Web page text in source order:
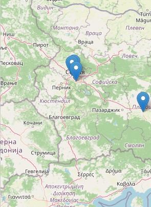
доказано качество и
водещи световни и
производители.
с 3 магазина на
София.